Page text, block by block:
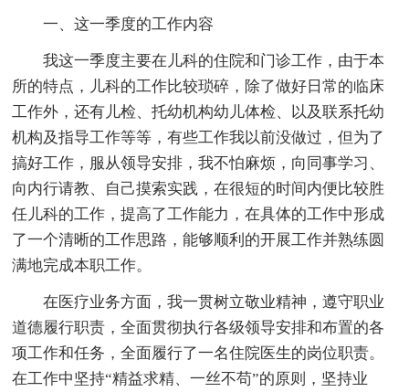
一、这一季度的工作内容
我这一季度主要在儿科的住院和门诊工作，由于本
所的特点，儿科的工作比较琐碎，除了做好日常的临床
工作外，还有儿检、托幼机构幼儿体检、以及联系托幼
机构及指导工作等等，有些工作我以前没做过，但为了
搞好工作，服从领导安排，我不怕麻烦，向同事学习、
向内行请教、自己摸索实践，在很短的时间内便比较胜
任儿科的工作，提高了工作能力，在具体的工作中形成
了一个清晰的工作思路，能够顺利的开展工作并熟练圆
满地完成本职工作。
在医疗业务方面，我一贯树立敬业精神，遵守职业
道德履行职责，全面贯彻执行各级领导安排和布置的各
项工作和任务，全面履行了一名住院医生的岗位职责。
在工作中坚持“精益求精、一丝不苟”的原则，坚持业